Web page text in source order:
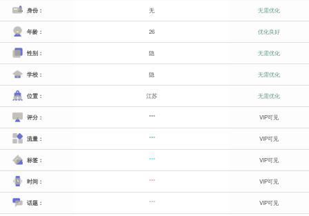
身份： 无 无需优化
年龄： 26 优化良好
性别： 隐 无需优化
学校： 隐 无需优化
位置： 江苏 无需优化
评分： *** VIP可见
流量： *** VIP可见
标签： *** VIP可见
时间： *** VIP可见
话题： *** VIP可见